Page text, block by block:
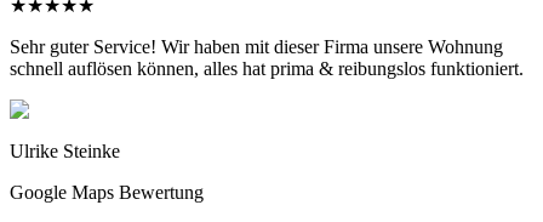
★★★★★
Sehr guter Service! Wir haben mit dieser Firma unsere Wohnung
schnell auflösen können, alles hat prima & reibungslos funktioniert.
Ulrike Steinke
Google Maps Bewertung